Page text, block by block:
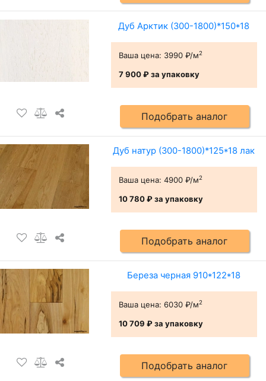
Дуб Арктик (300-1800)*150*18
Ваша цена: 3990 ₽/м2
7 900 ₽за упаковку
Подобрать аналог
Дуб натур (300-1800)*125*18 лак
Ваша цена: 4900 ₽/м2
10 780 ₽за упаковку
Подобрать аналог
Береза черная 910*122*18
Ваша цена: 6030 ₽/м2
10 709 ₽за упаковку
Подобрать аналог